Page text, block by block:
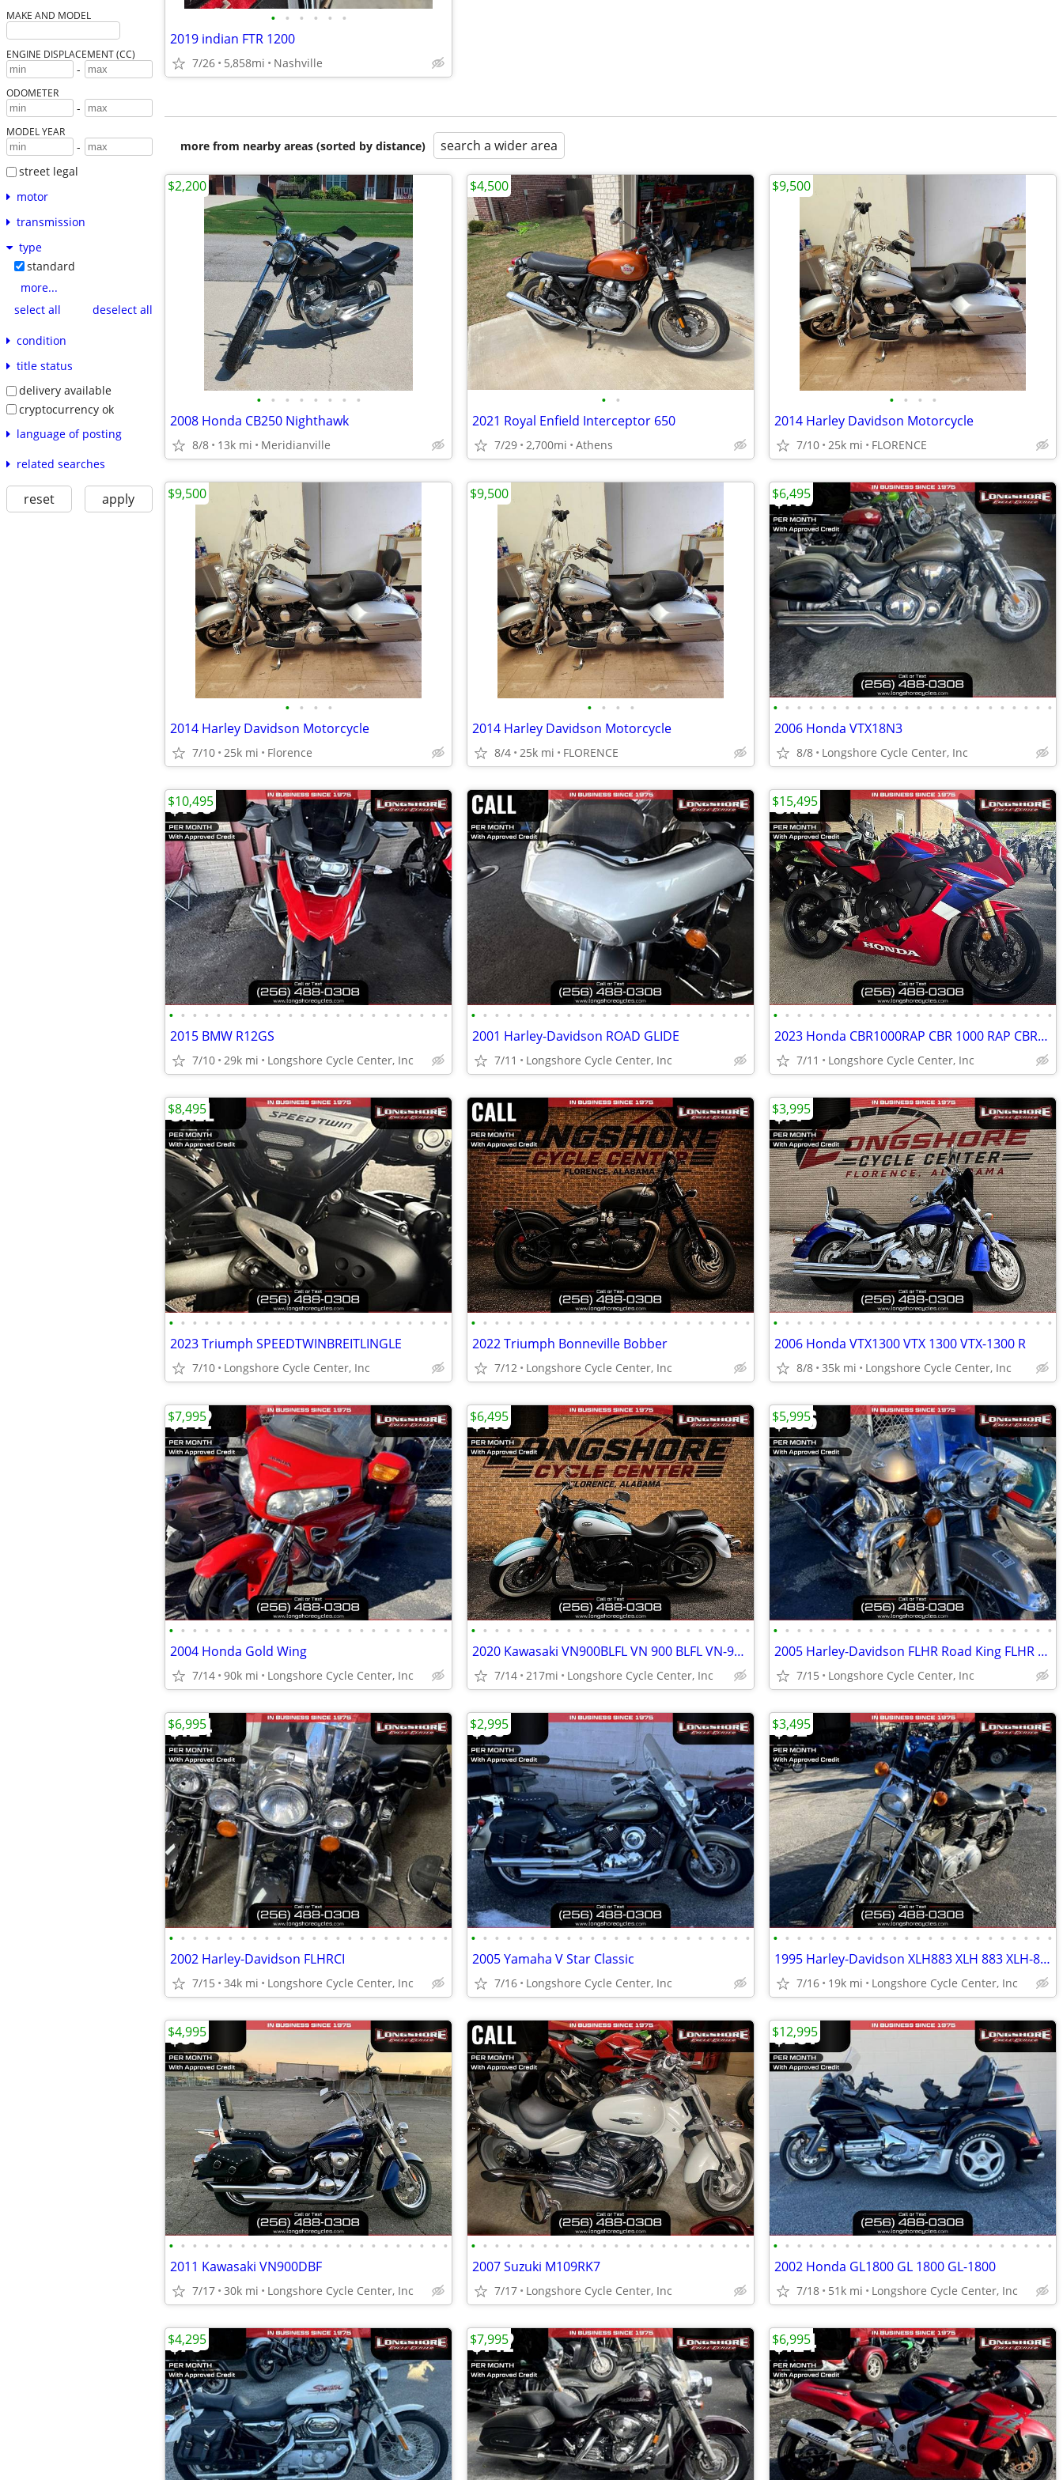
MAKE AND MODEL
ENGINE DISPLACEMENT (CC)
-
ODOMETER
-
MODEL YEAR
-
street legal
motor
transmission
type
standard
more...
select all
deselect all
condition
title status
delivery available
cryptocurrency ok
language of posting
related searches
reset apply
• • • • • •
2019 indian FTR 1200
7/26 5,858mi Nashville
more from nearby areas (sorted by distance) search a wider area
• • • • • • • •
2008 Honda CB250 Nighthawk
8/8 13k mi Meridianville
$2,200
• •
2021 Royal Enfield Interceptor 650
7/29 2,700mi Athens
$4,500
• • • •
2014 Harley Davidson Motorcycle
7/10 25k mi FLORENCE
$9,500
• • • •
2014 Harley Davidson Motorcycle
7/10 25k mi Florence
$9,500
• • • •
2014 Harley Davidson Motorcycle
8/4 25k mi FLORENCE
$9,500
• • • • • • • • • • • • • • • • • • • • • • • •
2006 Honda VTX18N3
8/8 Longshore Cycle Center, Inc
$6,495
• • • • • • • • • • • • • • • • • • • • • • • •
2015 BMW R12GS
7/10 29k mi Longshore Cycle Center, Inc
$10,495
• • • • • • • • • • • • • • • • • • • • • • • •
2001 Harley-Davidson ROAD GLIDE
7/11 Longshore Cycle Center, Inc
• • • • • • • • • • • • • • • • • • • • • • • •
2023 Honda CBR1000RAP CBR 1000 RAP CBR-1000-RAP
7/11 Longshore Cycle Center, Inc
$15,495
• • • • • • • • • • • • • • • • • • • • • • • •
2023 Triumph SPEEDTWINBREITLINGLE
7/10 Longshore Cycle Center, Inc
$8,495
• • • • • • • • • • • • • • • • • • • • • • • •
2022 Triumph Bonneville Bobber
7/12 Longshore Cycle Center, Inc
• • • • • • • • • • • • • • • • • • • • • • • •
2006 Honda VTX1300 VTX 1300 VTX-1300 R
8/8 35k mi Longshore Cycle Center, Inc
$3,995
• • • • • • • • • • • • • • • • • • • • • • • •
2004 Honda Gold Wing
7/14 90k mi Longshore Cycle Center, Inc
$7,995
• • • • • • • • • • • • • • • • • • • • • • • •
2020 Kawasaki VN900BLFL VN 900 BLFL VN-900-BLFL
7/14 217mi Longshore Cycle Center, Inc
$6,495
• • • • • • • • • • • • • • • • • • • • • • • •
2005 Harley-Davidson FLHR Road King FLHR Road King FLHR - Road King
7/15 Longshore Cycle Center, Inc
$5,995
• • • • • • • • • • • • • • • • • • • • • • • •
2002 Harley-Davidson FLHRCI
7/15 34k mi Longshore Cycle Center, Inc
$6,995
• • • • • • • • • • • • • • • • • • • • • • • •
2005 Yamaha V Star Classic
7/16 Longshore Cycle Center, Inc
$2,995
• • • • • • • • • • • • • • • • • • • • • • • •
1995 Harley-Davidson XLH883 XLH 883 XLH-883 Sportster 833 XLH883 Spo
7/16 19k mi Longshore Cycle Center, Inc
$3,495
• • • • • • • • • • • • • • • • • • • • • • • •
2011 Kawasaki VN900DBF
7/17 30k mi Longshore Cycle Center, Inc
$4,995
• • • • • • • • • • • • • • • • • • • • • • • •
2007 Suzuki M109RK7
7/17 Longshore Cycle Center, Inc
• • • • • • • • • • • • • • • • • • • • • • • •
2002 Honda GL1800 GL 1800 GL-1800
7/18 51k mi Longshore Cycle Center, Inc
$12,995
$4,295 $7,995 $6,995